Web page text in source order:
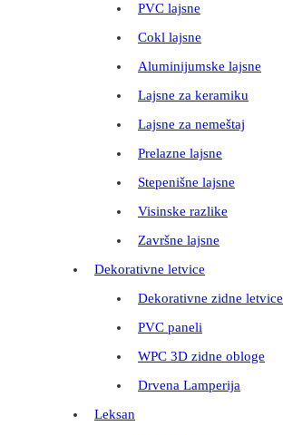
PVC lajsne
Cokl lajsne
Aluminijumske lajsne
Lajsne za keramiku
Lajsne za nemeštaj
Prelazne lajsne
Stepenišne lajsne
Visinske razlike
Završne lajsne
Dekorativne letvice
Dekorativne zidne letvice
PVC paneli
WPC 3D zidne obloge
Drvena Lamperija
Leksan